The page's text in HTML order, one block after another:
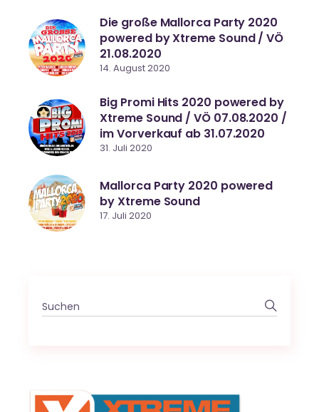
Die große Mallorca Party 2020
powered by Xtreme Sound / VÖ
21.08.2020
14. August 2020
Big Promi Hits 2020 powered by
Xtreme Sound / VÖ 07.08.2020 /
im Vorverkauf ab 31.07.2020
31. Juli 2020
Mallorca Party 2020 powered
by Xtreme Sound
17. Juli 2020
Search
for: